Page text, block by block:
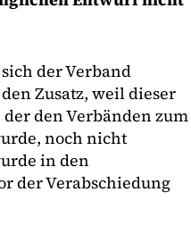
der Verband
Zusatz, weil dieser
den Verbänden zum
noch nicht
in den
der Verabschiedung